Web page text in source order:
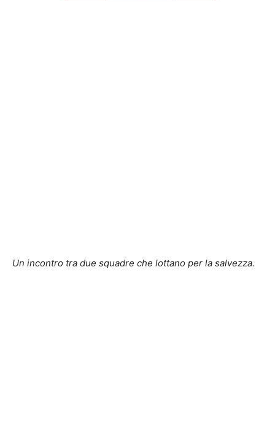
Un incontro tra due squadre che lottano per la salvezza.